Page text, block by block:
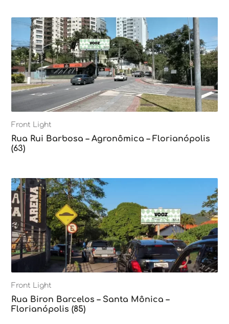
Front Light
Rua Rui Barbosa – Agronômica – Florianópolis
(63)
Front Light
Rua Biron Barcelos – Santa Mônica –
Florianópolis (85)